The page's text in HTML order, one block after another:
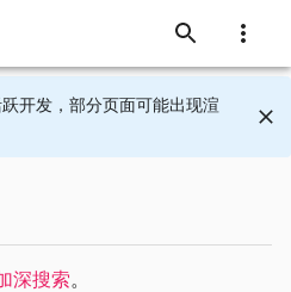
开发，部分页面可能出现渲
深搜索。